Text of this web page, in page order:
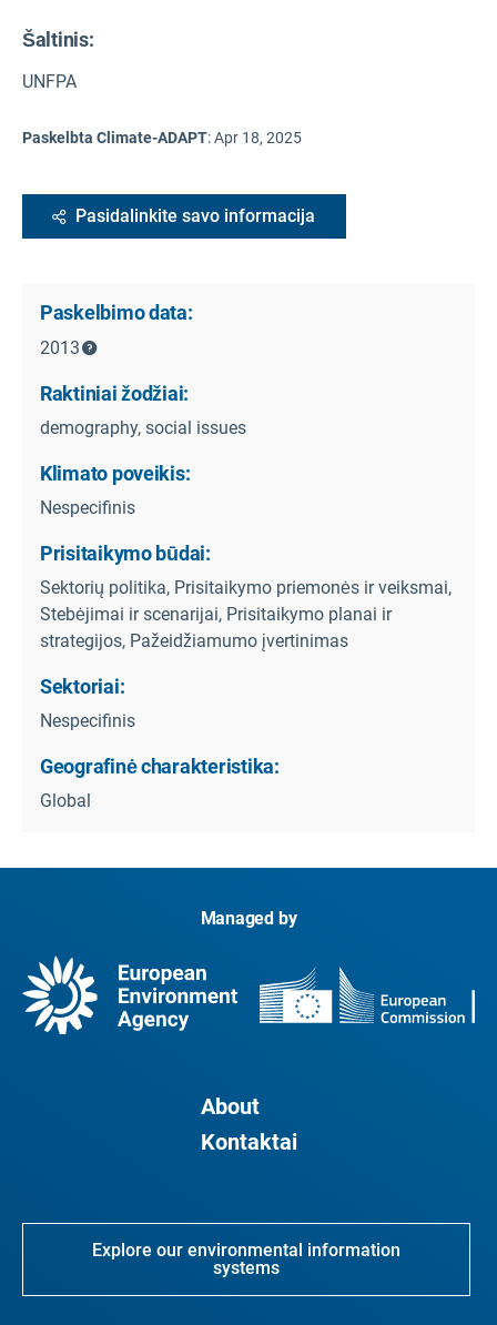
Šaltinis:
UNFPA
Paskelbta Climate-ADAPT:Apr 18, 2025
Pasidalinkite savo informacija
Paskelbimo data:
2013
Raktiniai žodžiai:
demography, social issues
Klimato poveikis:
Nespecifinis
Prisitaikymo būdai:
Sektorių politika, Prisitaikymo priemonės ir veiksmai,
Stebėjimai ir scenarijai, Prisitaikymo planai ir
strategijos, Pažeidžiamumo įvertinimas
Sektoriai:
Nespecifinis
Geografinė charakteristika:
Global
Managed by
About
Kontaktai
Explore our environmental information
systems